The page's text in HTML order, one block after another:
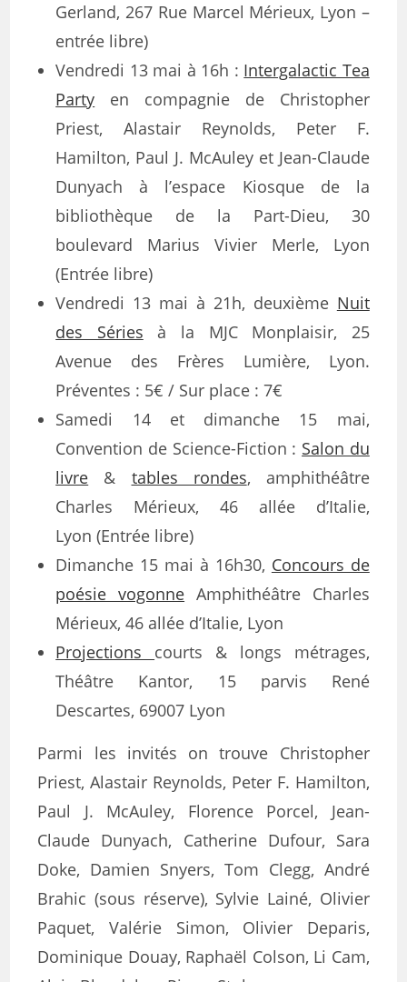
Gerland, 267 Rue Marcel Mérieux, Lyon –
entrée libre)
Vendredi 13 mai à 16h : Intergalactic Tea
Party en compagnie de Christopher
Priest, Alastair Reynolds, Peter F.
Hamilton, Paul J. McAuley et Jean-Claude
Dunyach à l’espace Kiosque de la
bibliothèque de la Part-Dieu, 30
boulevard Marius Vivier Merle, Lyon
(Entrée libre)
Vendredi 13 mai à 21h, deuxième Nuit
des Séries à la MJC Monplaisir, 25
Avenue des Frères Lumière, Lyon.
Préventes : 5€ / Sur place : 7€
Samedi 14 et dimanche 15 mai,
Convention de Science-Fiction : Salon du
livre & tables rondes, amphithéâtre
Charles Mérieux, 46 allée d’Italie,
Lyon (Entrée libre)
Dimanche 15 mai à 16h30, Concours de
poésie vogonne Amphithéâtre Charles
Mérieux, 46 allée d’Italie, Lyon
Projections courts & longs métrages,
Théâtre Kantor, 15 parvis René
Descartes, 69007 Lyon
Parmi les invités on trouve Christopher
Priest, Alastair Reynolds, Peter F. Hamilton,
Paul J. McAuley, Florence Porcel, Jean-
Claude Dunyach, Catherine Dufour, Sara
Doke, Damien Snyers, Tom Clegg, André
Brahic (sous réserve), Sylvie Lainé, Olivier
Paquet, Valérie Simon, Olivier Deparis,
Dominique Douay, Raphaël Colson, Li Cam,